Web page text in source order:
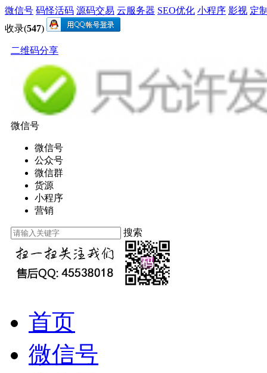
微信号 码怪活码 源码交易 云服务器 SEO优化 小程序 影视 定
收录(547)
二维码分享
微信号
微信号
公众号
微信群
货源
小程序
营销
搜索
首页
微信号